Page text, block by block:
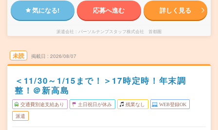
気になる! 応募へ進む 詳しく見る
派遣会社 パーソルテンプスタッフ株式会社 首都圏
未読 掲載日 2026/08/07
＜11/30～1/15まで！＞17時定時！年末調
整！＠新高島
交通費別途支給あり 土日祝日が休み 残業なし WEB登録OK
派遣